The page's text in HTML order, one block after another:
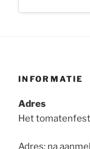
INFORMATIE
Adres
Het
Adres: na